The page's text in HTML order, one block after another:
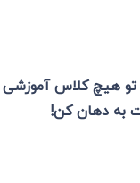
تو هیچ کلاس آموزشی
به دهان کن!